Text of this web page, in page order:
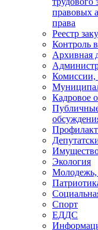
правовых
права
Реестр
Контроль
Архивная
Комиссии,
Кадровое
Экология
Молодежь,
Спорт
ЕДДС